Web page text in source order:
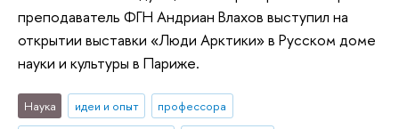
преподаватель ФГН Андриан Влахов выступил на
открытии выставки «Люди Арктики» в Русском доме
науки и культуры в Париже.
Наука идеи и опыт
профессора